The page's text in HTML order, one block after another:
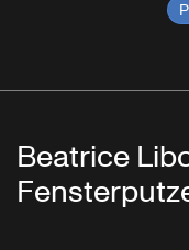
Beatrice